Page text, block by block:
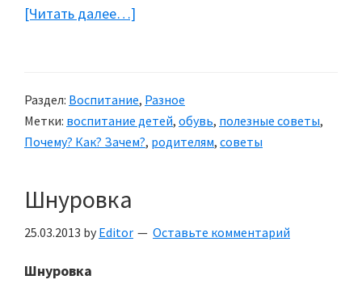
[Читать далее…]
Раздел: Воспитание, Разное
Метки: воспитание детей, обувь, полезные советы,
Почему? Как? Зачем?, родителям, советы
Шнуровка
25.03.2013 by Editor Оставьте комментарий
Шнуровка